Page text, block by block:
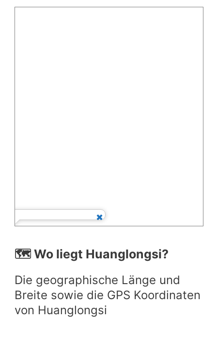
🗺️ Wo liegt Huanglongsi?
Die geographische Länge und
Breite sowie die GPS Koordinaten
von Huanglongsi